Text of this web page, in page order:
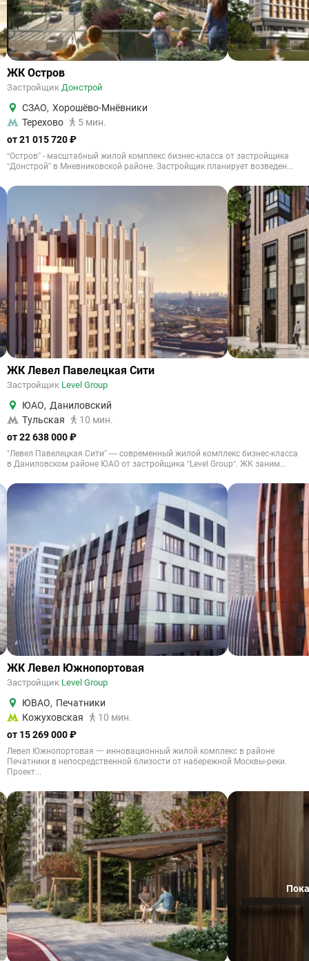
ЖК Остров
Застройщик Донстрой
СЗАО, Хорошёво-Мнёвники
Терехово
5 мин.
от 21 015 720 ₽
“Остров” - масштабный жилой комплекс бизнес-класса от застройщика
“Донстрой” в Мневниковской районе. Застройщик планирует возведен...
ЖК Левел Павелецкая Сити
Застройщик Level Group
ЮАО, Даниловский
Тульская
10 мин.
от 22 638 000 ₽
"Левел Павелецкая Сити” — современный жилой комплекс бизнес-класса
в Даниловском районе ЮАО от застройщика “Level Group“. ЖК заним...
ЖК Левел Южнопортовая
Застройщик Level Group
ЮВАО, Печатники
Кожуховская
10 мин.
от 15 269 000 ₽
Левел Южнопортовая 一 инновационный жилой комплекс в районе
Печатники в непосредственной близости от набережной Москвы-реки.
Проект...